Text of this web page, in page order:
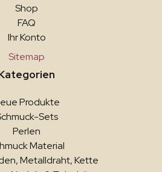
Shop
FAQ
Ihr Konto
Sitemap
Produkte
Sets
Perlen
Material
Metalldraht, Kette